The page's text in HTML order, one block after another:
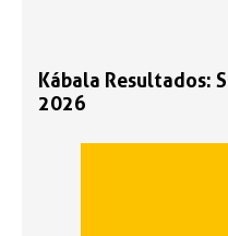
Kábala Resultados:
2026